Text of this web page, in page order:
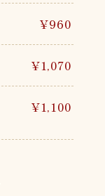
¥960
¥1,070
¥1,100